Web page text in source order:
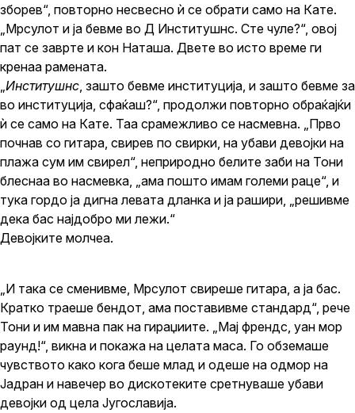
зборев“, повторно несвесно ѝ се обрати само на Кате.
„Мрсулот и ја бевме во Д Институшнс. Сте чуле?“, овој
пат се заврте и кон Наташа. Двете во исто време ги
кренаа рамената.
„Институшнс, зашто бевме институција, и зашто бевме за
во институција, сфаќаш?“, продолжи повторно обраќајќи
ѝ се само на Кате. Таа срамежливо се насмевна. „Прво
почнав со гитара, свирев по свирки, на убави девојки на
плажа сум им свирел“, неприродно белите заби на Тони
блеснаа во насмевка, „ама пошто имам големи раце“, и
тука гордо ја дигна левата дланка и ја рашири, „решивме
дека бас најдобро ми лежи.“
Девојките молчеа.
„И така се сменивме, Мрсулот свиреше гитара, а ја бас.
Кратко траеше бендот, ама поставивме стандард“, рече
Тони и им мавна пак на гираџиите. „Мај френдс, уан мор
раунд!“, викна и покажа на целата маса. Го обземаше
чувството како кога беше млад и одеше на одмор на
Јадран и навечер во дискотеките сретнуваше убави
девојки од цела Југославија.